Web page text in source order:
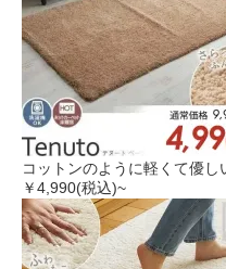
コットンのように軽くて優し
￥4,990(税込)~